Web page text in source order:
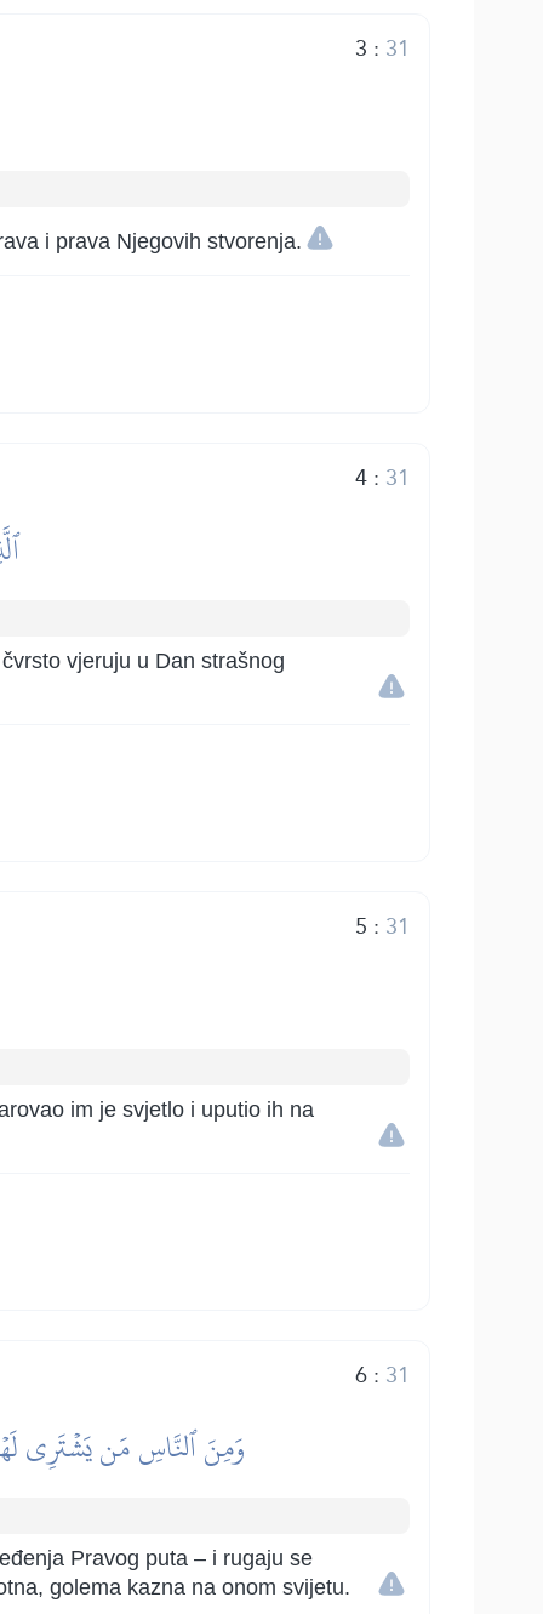
3 : 31
i prava Njegovih stvorenja.
4: 31
vjeruju u Dan strašnog
5 : 31
im je svjetlo i uputio ih na
6: 31
وَمِنَ ٱلنَّاسِ مَن يَشۡتَرِي
Pravog puta – i rugaju se
golema kazna na onom svijetu.